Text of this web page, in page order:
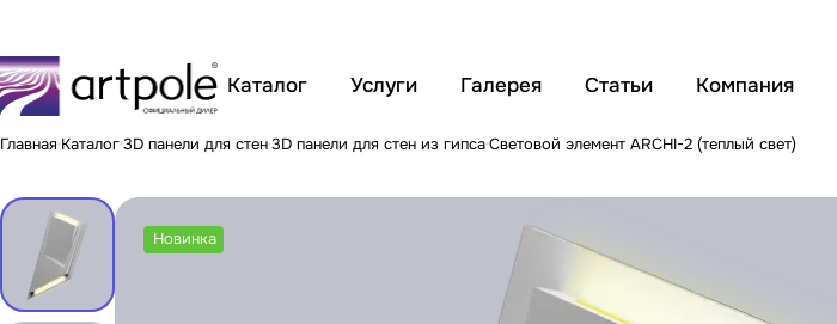
Каталог Услуги Галерея Статьи Компания
Главная Каталог3D панели для стен3D панели для стен из гипсаСветовой элемент ARCHI-2 (теплый свет)
Новинка